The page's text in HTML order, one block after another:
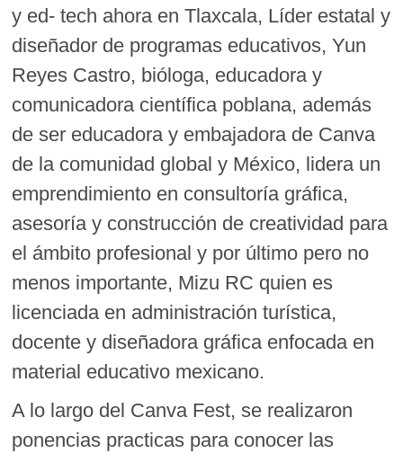
y ed- tech ahora en Tlaxcala, Líder estatal y
diseñador de programas educativos, Yun
Reyes Castro, bióloga, educadora y
comunicadora científica poblana, además
de ser educadora y embajadora de Canva
de la comunidad global y México, lidera un
emprendimiento en consultoría gráfica,
asesoría y construcción de creatividad para
el ámbito profesional y por último pero no
menos importante, Mizu RC quien es
licenciada en administración ​turística,
docente y diseñadora ​gráfica enfocada en
material ​educativo mexicano.
A lo largo del Canva Fest, se realizaron
ponencias practicas para conocer las